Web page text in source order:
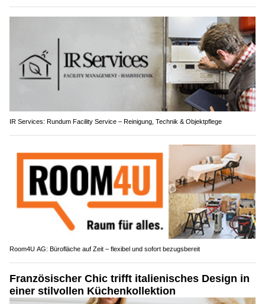
IR Services: Rundum Facility Service – Reinigung, Technik & Objektpflege
Room4U AG: Bürofläche auf Zeit – flexibel und sofort bezugsbereit
Französischer Chic trifft italienisches Design in
einer stilvollen Küchenkollektion